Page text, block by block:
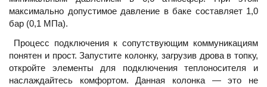
максимально допустимое давление в баке составляет 1,0
бар (0,1 МПа).
Процесс подключения к сопутствующим коммуникациям
понятен и прост. Запустите колонку, загрузив дрова в топку,
откройте элементы для подключения теплоносителя и
наслаждайтесь комфортом. Данная колонка — это не